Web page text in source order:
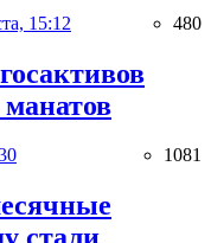
15:12 480
1081